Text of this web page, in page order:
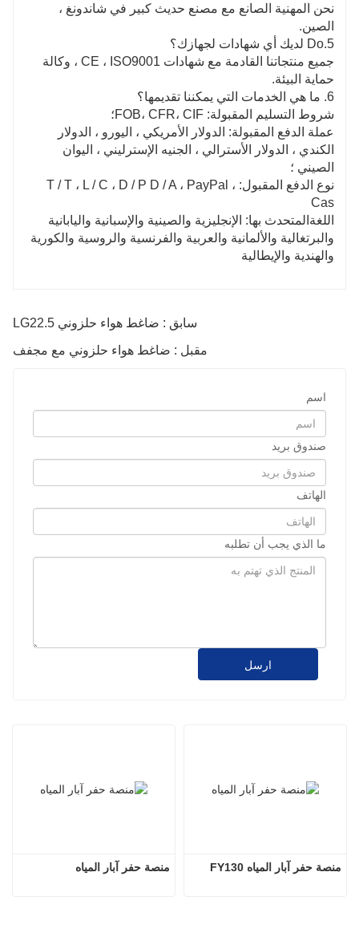
نحن المهنية الصانع مع مصنع حديث كبير في شاندونغ ،
الصين.
5.Do لديك أي شهادات لجهازك؟
جميع منتجاتنا القادمة مع شهادات CE ، ISO9001 ، وكالة
حماية البيئة.
6. ما هي الخدمات التي يمكننا تقديمها؟
شروط التسليم المقبولة: FOB، CFR، CIF؛
عملة الدفع المقبولة: الدولار الأمريكي ، اليورو ، الدولار
الكندي ، الدولار الأسترالي ، الجنيه الإسترليني ، اليوان
الصيني ؛
نوع الدفع المقبول: T / T ، L / C ، D / P D / A ، PayPal ،
Cas
اللغةالمتحدث بها: الإنجليزية والصينية والإسبانية واليابانية
والبرتغالية والألمانية والعربية والفرنسية والروسية والكورية
والهندية والإيطالية
سابق : ضاغط هواء حلزوني LG22.5
مقبل : ضاغط هواء حلزوني مع مجفف
اسم
صندوق بريد
الهاتف
ما الذي يجب أن تطلبه
ارسل
منصة حفر آبار المياه منصة حفر آبار المياه FY130